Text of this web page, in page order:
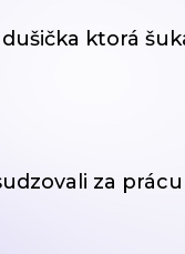
ktorá
za